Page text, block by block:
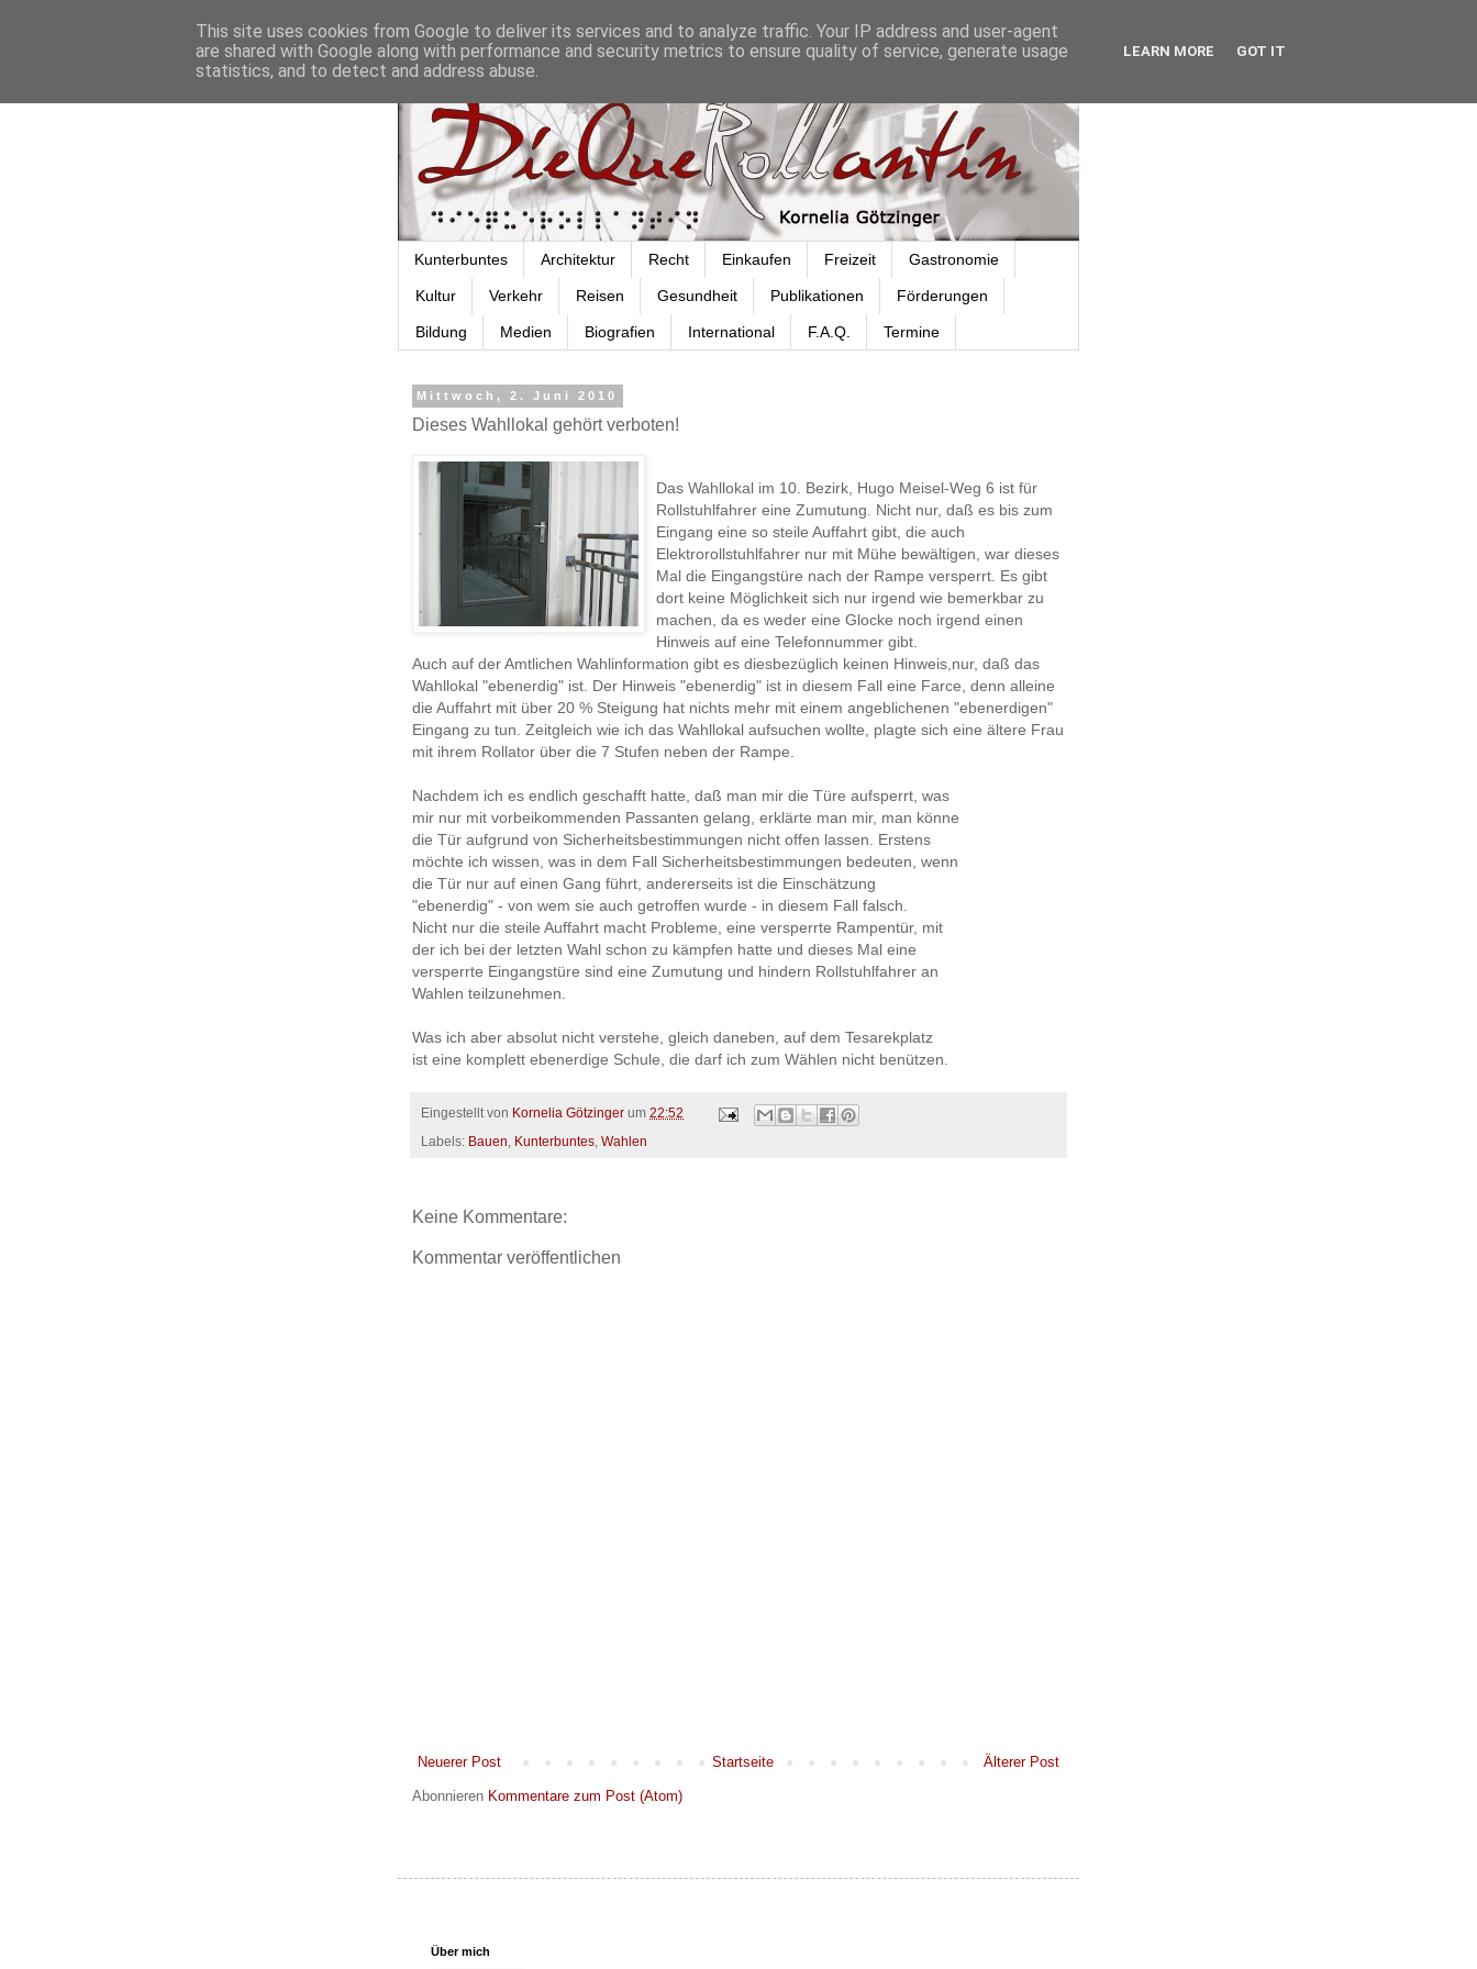
Kunterbuntes Architektur Recht Einkaufen Freizeit Gastronomie
Kultur Verkehr Reisen Gesundheit Publikationen Förderungen
Bildung Medien Biografien International F.A.Q. Termine
Mittwoch, 2. Juni 2010
Dieses Wahllokal gehört verboten!
Das Wahllokal im 10. Bezirk, Hugo Meisel-Weg 6 ist für
Rollstuhlfahrer eine Zumutung. Nicht nur, daß es bis zum
Eingang eine so steile Auffahrt gibt, die auch
Elektrorollstuhlfahrer nur mit Mühe bewältigen, war dieses
Mal die Eingangstüre nach der Rampe versperrt. Es gibt
dort keine Möglichkeit sich nur irgend wie bemerkbar zu
machen, da es weder eine Glocke noch irgend einen
Hinweis auf eine Telefonnummer gibt.
Auch auf der Amtlichen Wahlinformation gibt es diesbezüglich keinen Hinweis,nur, daß das
Wahllokal "ebenerdig" ist. Der Hinweis "ebenerdig" ist in diesem Fall eine Farce, denn alleine
die Auffahrt mit über 20 % Steigung hat nichts mehr mit einem angeblichenen "ebenerdigen"
Eingang zu tun. Zeitgleich wie ich das Wahllokal aufsuchen wollte, plagte sich eine ältere Frau
mit ihrem Rollator über die 7 Stufen neben der Rampe.
Nachdem ich es endlich geschafft hatte, daß man mir die Türe aufsperrt, was
mir nur mit vorbeikommenden Passanten gelang, erklärte man mir, man könne
die Tür aufgrund von Sicherheitsbestimmungen nicht offen lassen. Erstens
möchte ich wissen, was in dem Fall Sicherheitsbestimmungen bedeuten, wenn
die Tür nur auf einen Gang führt, andererseits ist die Einschätzung
"ebenerdig" - von wem sie auch getroffen wurde - in diesem Fall falsch.
Nicht nur die steile Auffahrt macht Probleme, eine versperrte Rampentür, mit
der ich bei der letzten Wahl schon zu kämpfen hatte und dieses Mal eine
versperrte Eingangstüre sind eine Zumutung und hindern Rollstuhlfahrer an
Wahlen teilzunehmen.
Was ich aber absolut nicht verstehe, gleich daneben, auf dem Tesarekplatz
ist eine komplett ebenerdige Schule, die darf ich zum Wählen nicht benützen.
Eingestellt von Kornelia Götzinger um 22:52
Labels: Bauen Kunterbuntes Wahlen
Keine Kommentare:
Kommentar veröffentlichen
Neuerer Post Älterer Post
Startseite
Abonnieren Kommentare zum Post (Atom)
Über mich
This site uses cookies from Google to deliver its services and to analyze traffic. Your IP address and user-agent
are shared with Google along with performance and security metrics to ensure quality of service, generate usage
statistics, and to detect and address abuse.
LEARN MORE GOT IT